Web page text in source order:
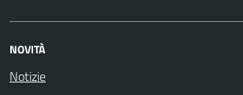
NOVITÀ
Notizie